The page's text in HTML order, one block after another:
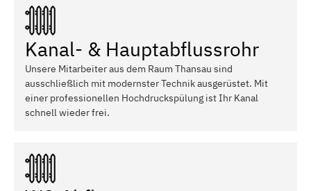
Kanal- & Hauptabflussrohr
Unsere Mitarbeiter aus dem Raum Thansau sind
ausschließlich mit modernster Technik ausgerüstet. Mit
einer professionellen Hochdruckspülung ist Ihr Kanal
schnell wieder frei.